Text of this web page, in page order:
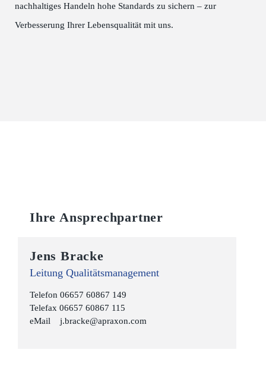
nachhaltiges Handeln hohe Standards zu sichern – zur
Verbesserung Ihrer Lebensqualität mit uns.
Ihre Ansprechpartner
Jens Bracke
Leitung Qualitätsmanagement
Telefon 06657 60867 149
Telefax 06657 60867 115
eMail
j.bracke@apraxon.com